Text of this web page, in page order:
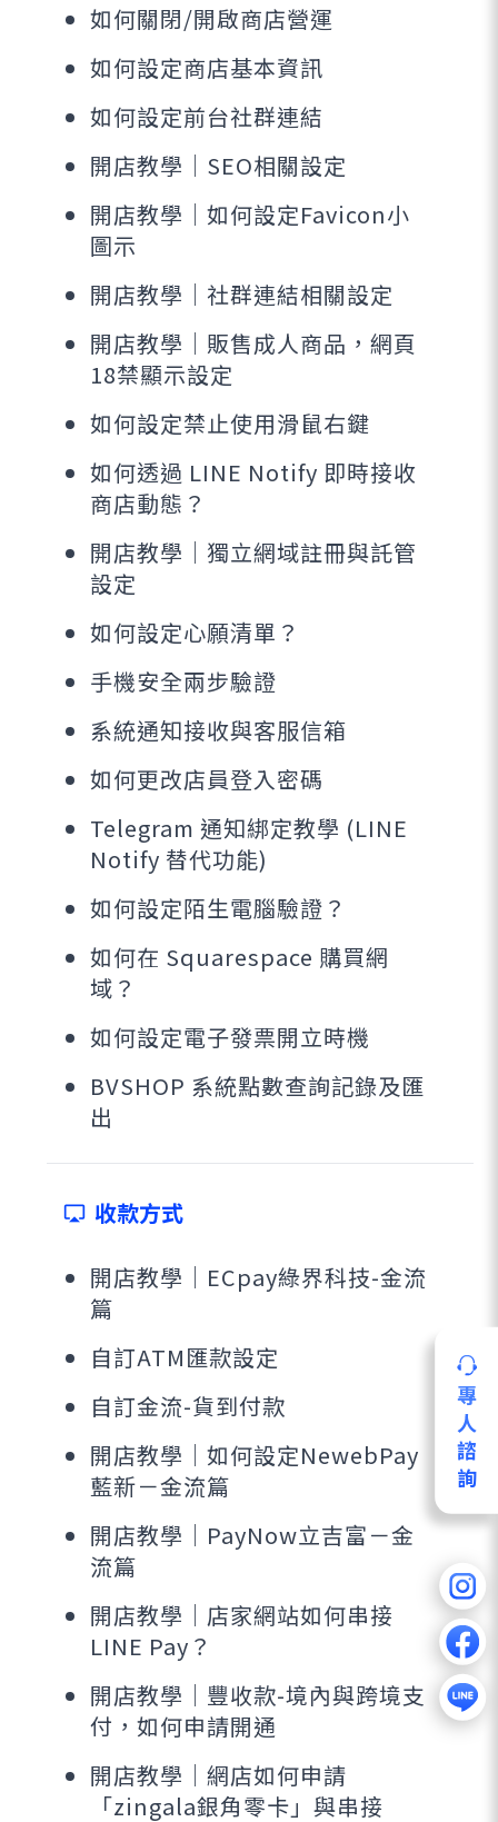
如何關閉/開啟商店營運
如何設定商店基本資訊
如何設定前台社群連結
開店教學｜SEO相關設定
開店教學｜如何設定Favicon小
圖示
開店教學｜社群連結相關設定
開店教學｜販售成人商品，網頁
18禁顯示設定
如何設定禁止使用滑鼠右鍵
如何透過 LINE Notify 即時接收
商店動態？
開店教學｜獨立網域註冊與託管
設定
如何設定心願清單？
手機安全兩步驗證
系統通知接收與客服信箱
如何更改店員登入密碼
Telegram 通知綁定教學 (LINE
Notify 替代功能)
如何設定陌生電腦驗證？
如何在 Squarespace 購買網
域？
如何設定電子發票開立時機
BVSHOP 系統點數查詢記錄及匯
出
airplay 收款方式
開店教學｜ECpay綠界科技-金流
篇
自訂ATM匯款設定
自訂金流-貨到付款
開店教學｜如何設定NewebPay
藍新－金流篇
開店教學｜PayNow立吉富－金
流篇
開店教學｜店家網站如何串接
LINE Pay？
開店教學｜豐收款-境內與跨境支
付，如何申請開通
開店教學｜網店如何申請
「zingala銀角零卡」與串接
專
人
諮
詢